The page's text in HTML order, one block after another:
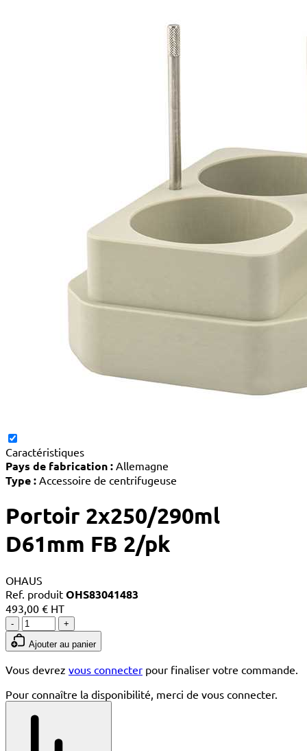
Caractéristiques
Pays de fabrication : Allemagne
Type : Accessoire de centrifugeuse
Portoir 2x250/290ml
D61mm FB 2/pk
OHAUS
Ref. produit OHS83041483
493,00 € HT
-
+
Ajouter au panier
Vous devrez vous connecter pour finaliser votre commande.
Pour connaître la disponibilité, merci de vous connecter.